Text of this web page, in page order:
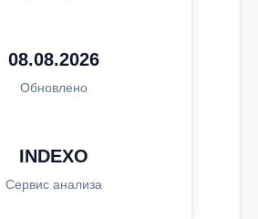
08.08.2026
Обновлено
INDEXO
Сервис анализа